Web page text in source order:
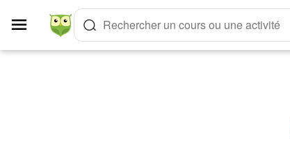
Rechercher un cours ou une activité